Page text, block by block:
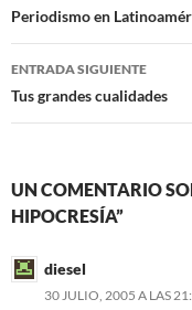
de
entradas
Periodismo en
ENTRADA SIGUIENTE
Tus grandes cualidades
UN COMENTARIO
HIPOCRESÍA”
diesel
30 JULIO, 2005 A LAS